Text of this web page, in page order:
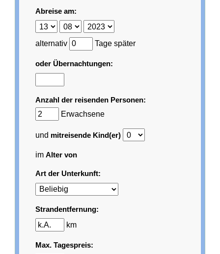
Abreise am:
alternativ Tage später
oder Übernachtungen:
Anzahl der reisenden Personen:
Erwachsene
und mitreisende Kind(er)
imAlter von
Art der Unterkunft:
Strandentfernung:
km
Max. Tagespreis: